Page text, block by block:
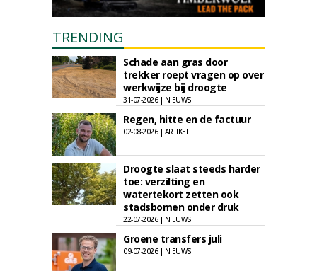
TRENDING
Schade aan gras door
trekker roept vragen op over
werkwijze bij droogte
31-07-2026 | NIEUWS
Regen, hitte en de factuur
02-08-2026 | ARTIKEL
Droogte slaat steeds harder
toe: verzilting en
watertekort zetten ook
stadsbomen onder druk
22-07-2026 | NIEUWS
Groene transfers juli
09-07-2026 | NIEUWS